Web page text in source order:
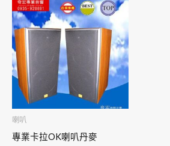
喇叭
專業卡拉OK喇叭丹麥